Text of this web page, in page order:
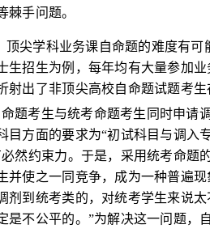
棘手问题。
顶尖学科业务课自命题的难度有
生招生为例，每年均有大量参加
射出了非顶尖高校自命题试题考
题考生与统考命题考生同时申请
目方面的要求为“初试科目与调入
然约束力。于是， 采用统考命题
并使之一同竞争，成为一种普遍现
剂到统考类的，对统考学生来说
是不公平的。”为解决这一问题，